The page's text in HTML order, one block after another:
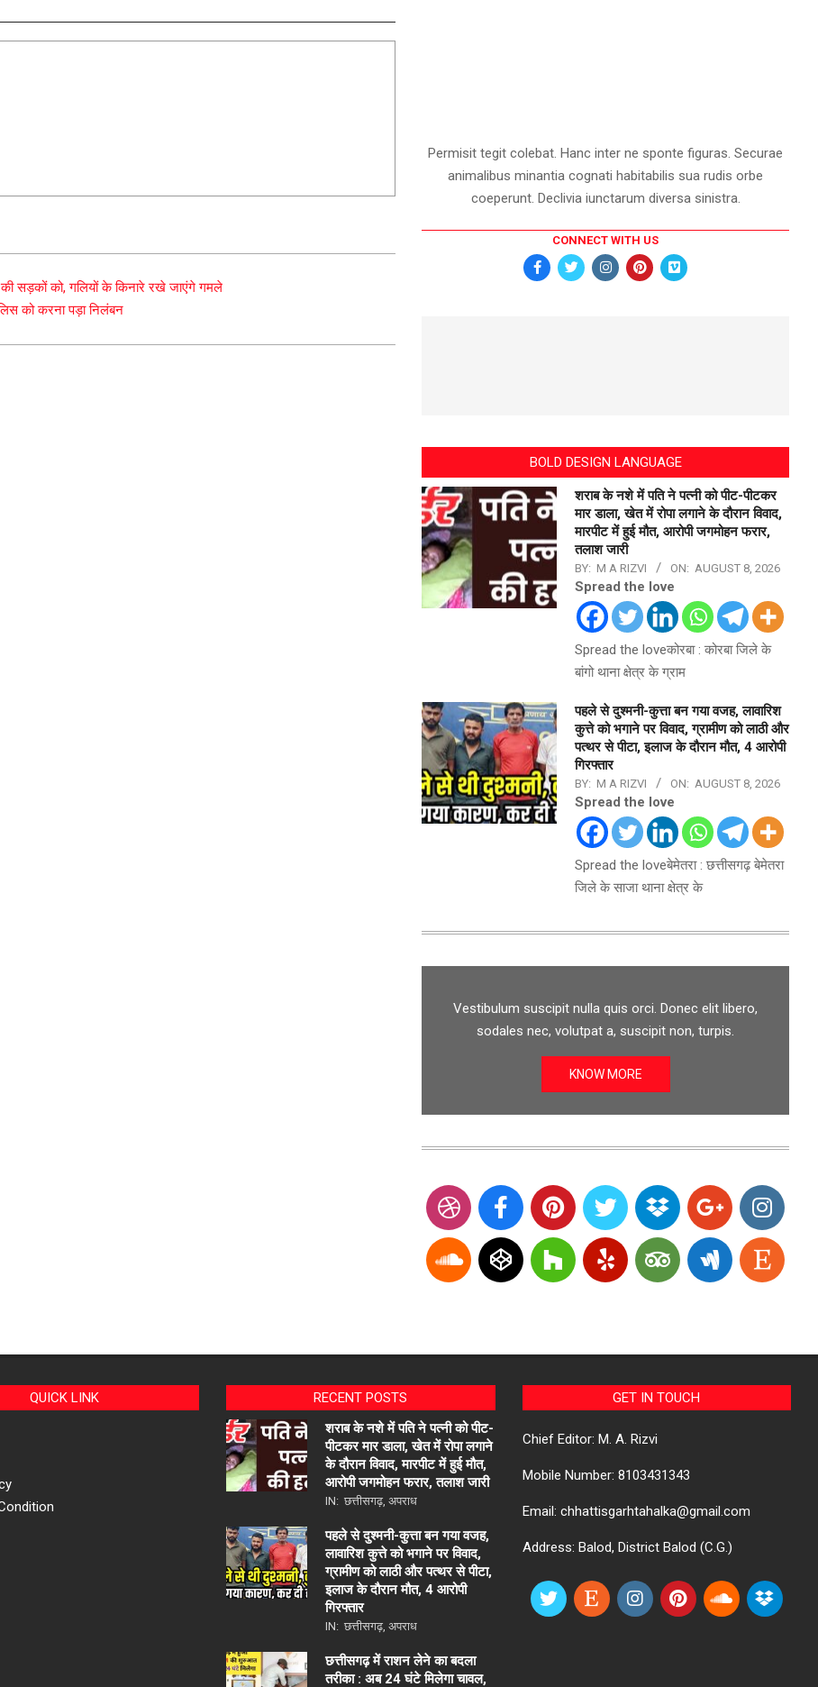
सड़कों को, गलियों के किनारे रखे जाएंगे गमले
को करना पड़ा निलंबन
Permisit tegit colebat. Hanc inter ne sponte figuras. Securae
animalibus minantia cognati habitabilis sua rudis orbe
coeperunt. Declivia iunctarum diversa sinistra.
CONNECT WITH US
BOLD DESIGN LANGUAGE
शराब के नशे में पति ने पत्नी को पीट-पीटकर
मार डाला, खेत में रोपा लगाने के दौरान विवाद,
मारपीट में हुई मौत, आरोपी जगमोहन फरार,
तलाश जारी
BY: M A RIZVI ON: AUGUST 8, 2026
Spread the love
Spread the loveकोरबा : कोरबा जिले के
बांगो थाना क्षेत्र के ग्राम
पहले से दुश्मनी-कुत्ता बन गया वजह, लावारिश
कुत्ते को भगाने पर विवाद, ग्रामीण को लाठी और
पत्थर से पीटा, इलाज के दौरान मौत, 4 आरोपी
गिरफ्तार
BY: M A RIZVI ON: AUGUST 8, 2026
Spread the love
Spread the loveबेमेतरा : छत्तीसगढ़ बेमेतरा
जिले के साजा थाना क्षेत्र के
Vestibulum suscipit nulla quis orci. Donec elit libero,
sodales nec, volutpat a, suscipit non, turpis.
KNOW MORE
QUICK LINK
RECENT POSTS
शराब के नशे में पति ने पत्नी को पीट-
पीटकर मार डाला, खेत में रोपा लगाने
के दौरान विवाद, मारपीट में हुई मौत,
आरोपी जगमोहन फरार, तलाश जारी
IN: छत्तीसगढ़ अपराध
पहले से दुश्मनी-कुत्ता बन गया वजह,
लावारिश कुत्ते को भगाने पर विवाद,
ग्रामीण को लाठी और पत्थर से पीटा,
इलाज के दौरान मौत, 4 आरोपी
गिरफ्तार
IN: छत्तीसगढ़ अपराध
छत्तीसगढ़ में राशन लेने का बदला
तरीका : अब 24 घंटे मिलेगा चावल,
GET IN TOUCH
Chief Editor: M. A. Rizvi
Mobile Number: 8103431343
Email: chhattisgarhtahalka@gmail.com
Address: Balod, District Balod (C.G.)